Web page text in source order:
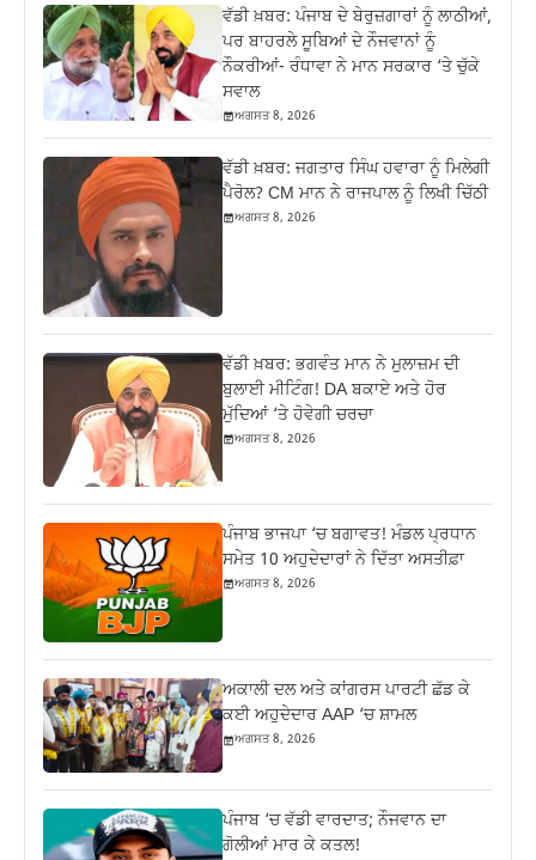
ਵੱਡੀ ਖ਼ਬਰ: ਪੰਜਾਬ ਦੇ ਬੇਰੁਜ਼ਗਾਰਾਂ ਨੂੰ ਲਾਠੀਆਂ,
ਪਰ ਬਾਹਰਲੇ ਸੂਬਿਆਂ ਦੇ ਨੌਜਵਾਨਾਂ ਨੂੰ
ਨੌਕਰੀਆਂ- ਰੰਧਾਵਾ ਨੇ ਮਾਨ ਸਰਕਾਰ ‘ਤੇ ਚੁੱਕੇ
ਸਵਾਲ
ਅਗਸਤ 8, 2026
ਵੱਡੀ ਖ਼ਬਰ: ਜਗਤਾਰ ਸਿੰਘ ਹਵਾਰਾ ਨੂੰ ਮਿਲੇਗੀ
ਪੈਰੋਲ? CM ਮਾਨ ਨੇ ਰਾਜਪਾਲ ਨੂੰ ਲਿਖੀ ਚਿੱਠੀ
ਅਗਸਤ 8, 2026
ਵੱਡੀ ਖ਼ਬਰ: ਭਗਵੰਤ ਮਾਨ ਨੇ ਮੁਲਾਜ਼ਮ ਦੀ
ਬੁਲਾਈ ਮੀਟਿੰਗ! DA ਬਕਾਏ ਅਤੇ ਹੋਰ
ਮੁੱਦਿਆਂ ‘ਤੇ ਹੋਵੇਗੀ ਚਰਚਾ
ਅਗਸਤ 8, 2026
ਪੰਜਾਬ ਭਾਜਪਾ ‘ਚ ਬਗਾਵਤ! ਮੰਡਲ ਪ੍ਰਧਾਨ
ਸਮੇਤ 10 ਅਹੁਦੇਦਾਰਾਂ ਨੇ ਦਿੱਤਾ ਅਸਤੀਫ਼ਾ
ਅਗਸਤ 8, 2026
ਅਕਾਲੀ ਦਲ ਅਤੇ ਕਾਂਗਰਸ ਪਾਰਟੀ ਛੱਡ ਕੇ
ਕਈ ਅਹੁਦੇਦਾਰ AAP ‘ਚ ਸ਼ਾਮਲ
ਅਗਸਤ 8, 2026
ਪੰਜਾਬ ‘ਚ ਵੱਡੀ ਵਾਰਦਾਤ; ਨੌਜਵਾਨ ਦਾ
ਗੋਲੀਆਂ ਮਾਰ ਕੇ ਕਤਲ!